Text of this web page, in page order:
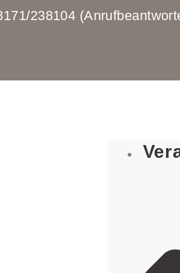
238104